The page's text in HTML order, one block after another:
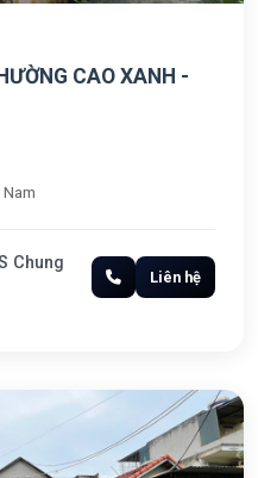
CAO XANH -
Nam
Chung
Liên hệ